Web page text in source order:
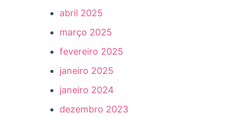
abril 2025
março 2025
fevereiro 2025
janeiro 2025
janeiro 2024
dezembro 2023